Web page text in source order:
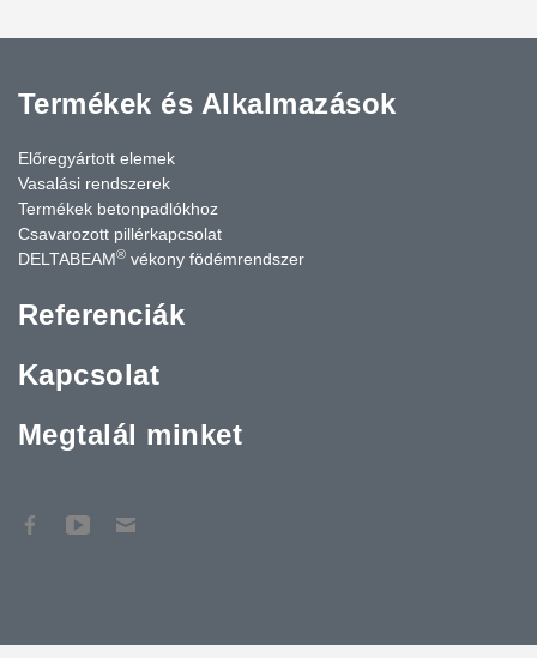
Termékek és Alkalmazások
Előregyártott elemek
Vasalási rendszerek
Termékek betonpadlókhoz
Csavarozott pillérkapcsolat
DELTABEAM® vékony födémrendszer
Referenciák
Kapcsolat
Megtalál minket